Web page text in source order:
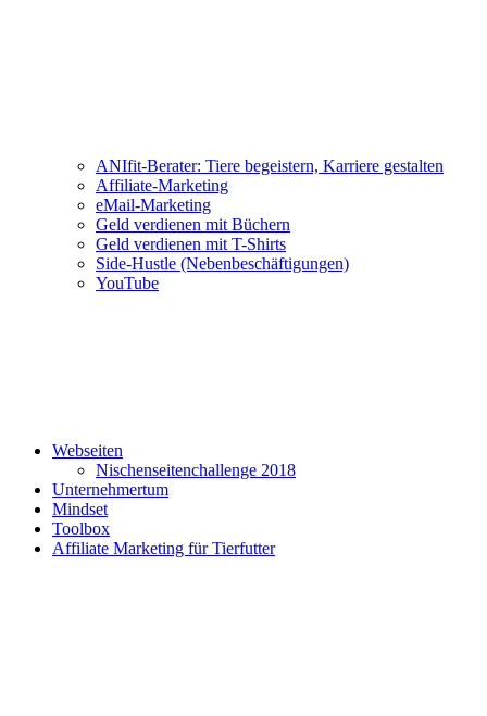
ANIfit-Berater: Tiere begeistern, Karriere gestalten
Affiliate-Marketing
eMail-Marketing
Geld verdienen mit Büchern
Geld verdienen mit T-Shirts
Side-Hustle (Nebenbeschäftigungen)
YouTube
Webseiten
Nischenseitenchallenge 2018
Unternehmertum
Mindset
Toolbox
Affiliate Marketing für Tierfutter